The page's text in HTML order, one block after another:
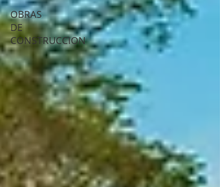
OBRAS
DE
CONSTRUCCION